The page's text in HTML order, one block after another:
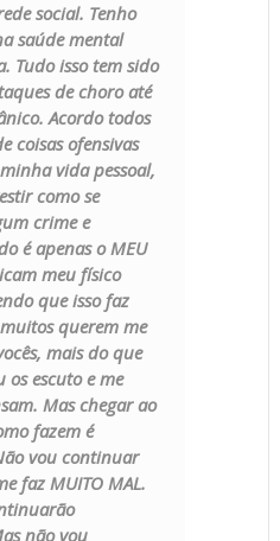
social. Tenho
saúde mental
Tudo isso tem sido
de choro até
Acordo todos
coisas ofensivas
vida pessoal,
como se
crime e
é apenas o MEU
meu físico
que isso faz
querem me
mais do que
os escuto e me
Mas chegar ao
fazem é
vou continuar
faz MUITO MAL.
não vou